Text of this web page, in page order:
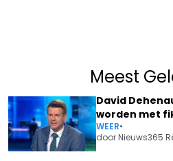
Meest
David
worden met
WEER•
doorNieuws365